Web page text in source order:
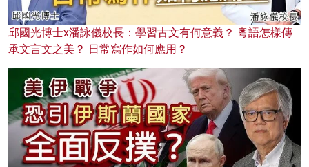
邱國光博士x潘詠儀校長：學習古文有何意義？ 粵語怎樣傳
承文言文之美？ 日常寫作如何應用？